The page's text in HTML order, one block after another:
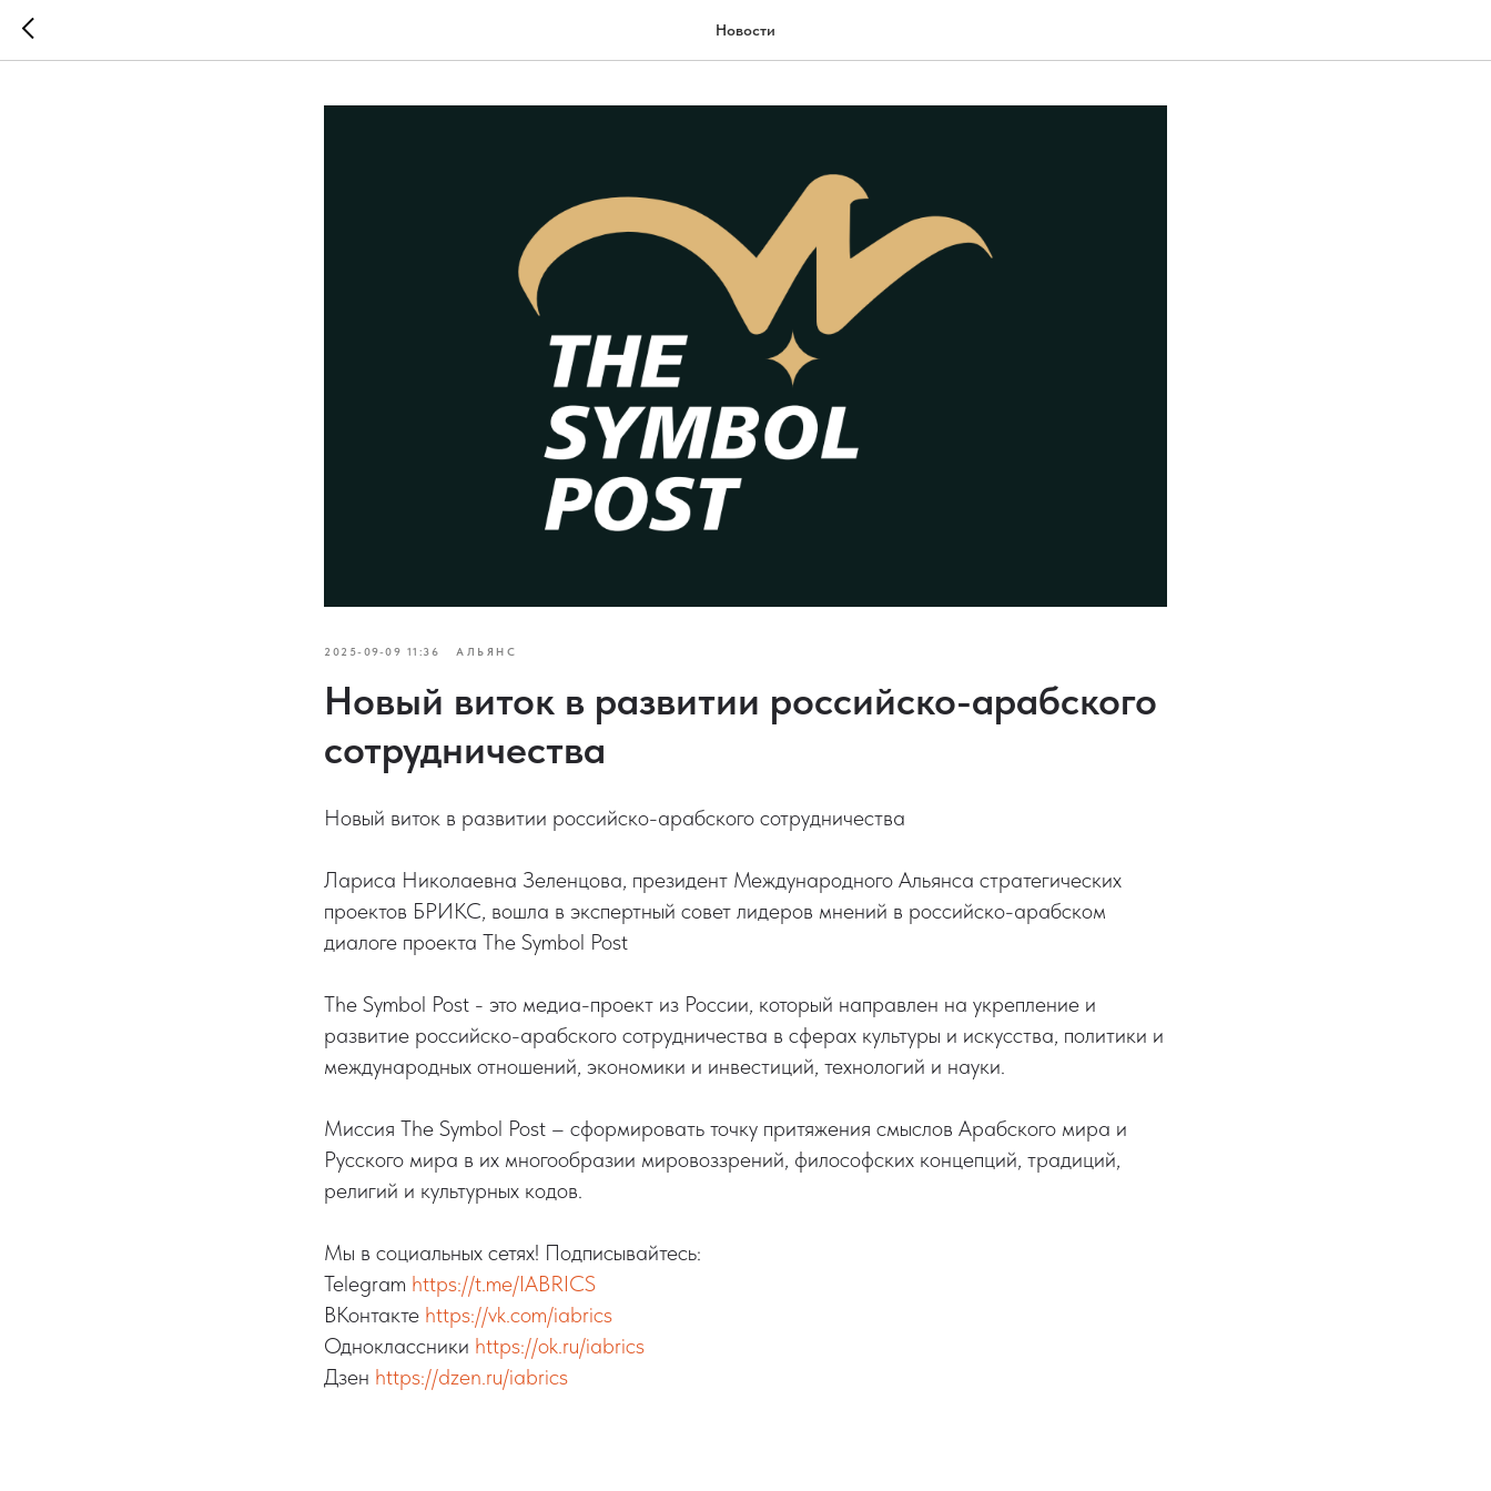
Новости
2025-09-09 11:36 АЛЬЯНС
Новый виток в развитии российско-арабского
сотрудничества
Новый виток в развитии российско-арабского сотрудничества
Лариса Николаевна Зеленцова, президент Международного Альянса стратегических
проектов БРИКС, вошла в экспертный совет лидеров мнений в российско-арабском
диалоге проекта The Symbol Post
The Symbol Post - это медиа-проект из России, который направлен на укрепление и
развитие российско-арабского сотрудничества в сферах культуры и искусства, политики и
международных отношений, экономики и инвестиций, технологий и науки.
Миссия The Symbol Post – сформировать точку притяжения смыслов Арабского мира и
Русского мира в их многообразии мировоззрений, философских концепций, традиций,
религий и культурных кодов.
Мы в социальных сетях! Подписывайтесь:
Telegram https://t.me/IABRICS
ВКонтакте https://vk.com/iabrics
Одноклассники https://ok.ru/iabrics
Дзен https://dzen.ru/iabrics